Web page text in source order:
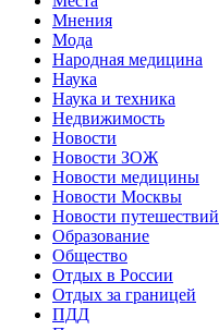
Мнения
Мода
Народная медицина
Наука
Наука и техника
Недвижимость
Новости
Новости ЗОЖ
Новости медицины
Новости Москвы
Новости путешествий
Образование
Общество
Отдых в России
Отдых за границей
ПДД